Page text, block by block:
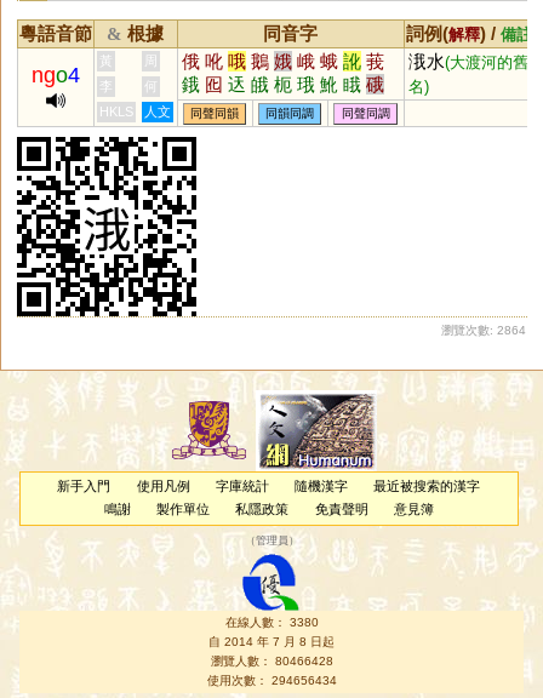
粵語音節 & 根據 同音字 詞例(解釋) / 備註
ngo4
黃 周 俄 吪 哦 鵝 娥 峨 蛾 訛 莪
鋨 囮 迗 皒 枙 珴 魤 睋 硪
涐水(大渡河的舊
名)
李
何
HKLS
人文 同聲同韻 同韻同調 同聲同調
瀏覽次數: 2864
新手入門 使用凡例 字庫統計 隨機漢字
最近被搜索的漢字
鳴謝
製作單位 私隱政策 免責聲明 意見簿
（管理員 ）
在線人數： 3380
自 2014 年 7 月 8 日起
瀏覽人數： 80466428
使用次數： 294656434